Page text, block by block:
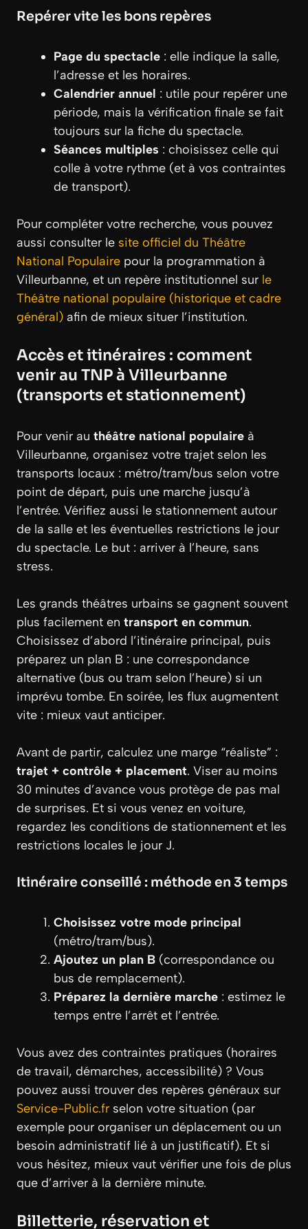
Repérer vite les bons repères
Page du spectacle : elle indique la salle,
l’adresse et les horaires.
Calendrier annuel : utile pour repérer une
période, mais la vérification finale se fait
toujours sur la fiche du spectacle.
Séances multiples : choisissez celle qui
colle à votre rythme (et à vos contraintes
de transport).
Pour compléter votre recherche, vous pouvez
aussi consulter le site officiel du Théâtre
National Populaire pour la programmation à
Villeurbanne, et un repère institutionnel sur le
Théâtre national populaire (historique et cadre
général) afin de mieux situer l’institution.
Accès et itinéraires : comment
venir au TNP à Villeurbanne
(transports et stationnement)
Pour venir au théâtre national populaire à
Villeurbanne, organisez votre trajet selon les
transports locaux : métro/tram/bus selon votre
point de départ, puis une marche jusqu’à
l’entrée. Vérifiez aussi le stationnement autour
de la salle et les éventuelles restrictions le jour
du spectacle. Le but : arriver à l’heure, sans
stress.
Les grands théâtres urbains se gagnent souvent
plus facilement en transport en commun.
Choisissez d’abord l’itinéraire principal, puis
préparez un plan B : une correspondance
alternative (bus ou tram selon l’heure) si un
imprévu tombe. En soirée, les flux augmentent
vite : mieux vaut anticiper.
Avant de partir, calculez une marge “réaliste” :
trajet + contrôle + placement. Viser au moins
30 minutes d’avance vous protège de pas mal
de surprises. Et si vous venez en voiture,
regardez les conditions de stationnement et les
restrictions locales le jour J.
Itinéraire conseillé : méthode en 3 temps
Choisissez votre mode principal
(métro/tram/bus).
Ajoutez un plan B (correspondance ou
bus de remplacement).
Préparez la dernière marche : estimez le
temps entre l’arrêt et l’entrée.
Vous avez des contraintes pratiques (horaires
de travail, démarches, accessibilité) ? Vous
pouvez aussi trouver des repères généraux sur
Service-Public.fr selon votre situation (par
exemple pour organiser un déplacement ou un
besoin administratif lié à un justificatif). Et si
vous hésitez, mieux vaut vérifier une fois de plus
que d’arriver à la dernière minute.
Billetterie, réservation et